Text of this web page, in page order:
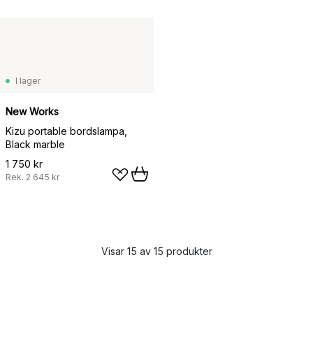
I lager
New Works
Kizu portable bordslampa,
Black marble
1 750 kr
Rek. 2 645 kr
Visar 15 av 15 produkter